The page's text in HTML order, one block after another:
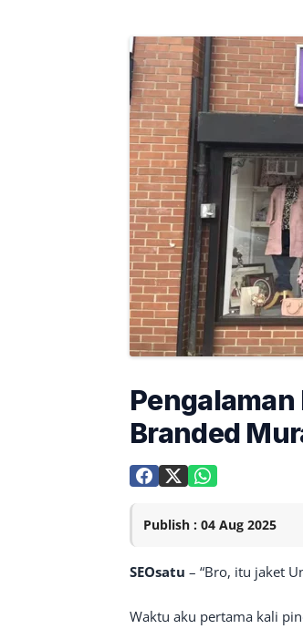
Branded
Publish : 04 Aug 2025
SEOsatu – “Bro, itu jaket
Waktu aku pertama kali